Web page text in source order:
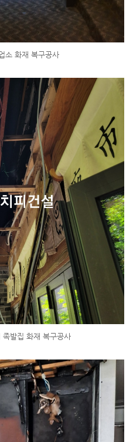
소 화재 복구공사
족발집 화재 복구공사